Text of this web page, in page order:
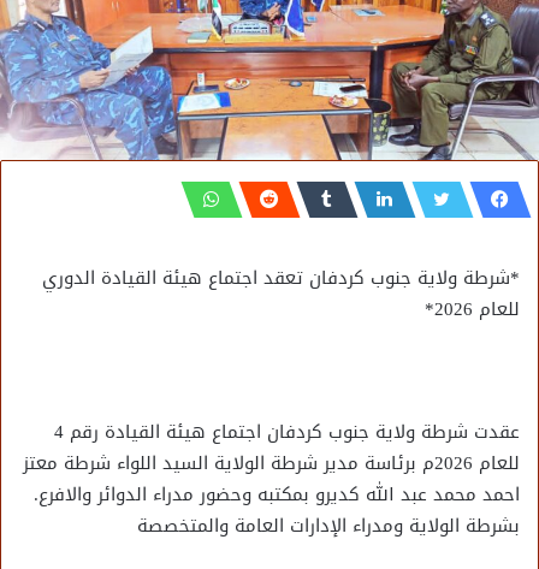
*شرطة ولاية جنوب كردفان تعقد اجتماع هيئة القيادة الدوري
للعام 2026*
عقدت شرطة ولاية جنوب كردفان اجتماع هيئة القيادة رقم 4
للعام 2026م برئاسة مدير شرطة الولاية السيد اللواء شرطة معتز
احمد محمد عبد الله كديرو بمكتبه وحضور مدراء الدوائر والافرع.
بشرطة الولاية ومدراء الإدارات العامة والمتخصصة